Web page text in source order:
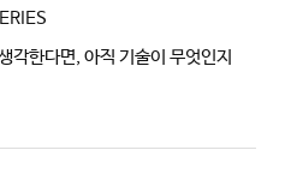
각한다면, 아직 기술이 무엇인지